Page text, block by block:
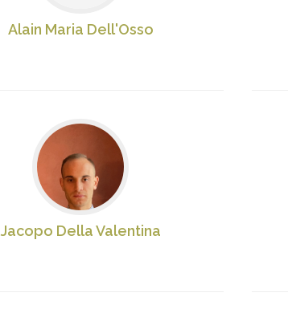
Alain Maria Dell'Osso
Jacopo Della Valentina